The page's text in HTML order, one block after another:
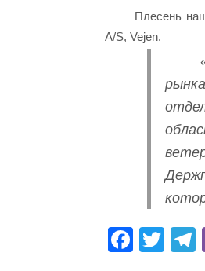
Плесень
A/S, Vejen.
Fa T